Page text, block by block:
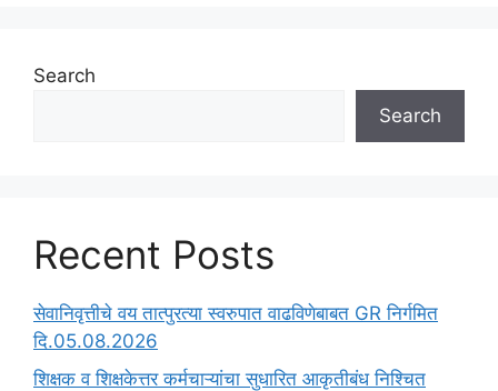
Search
Search
Recent Posts
सेवानिवृत्तीचे वय तात्पुरत्या स्वरुपात वाढविणेबाबत GR निर्गमित
दि.05.08.2026
‍शिक्षक व शिक्षकेत्तर कर्मचाऱ्यांचा सुधारित आकृतीबंध निश्चित